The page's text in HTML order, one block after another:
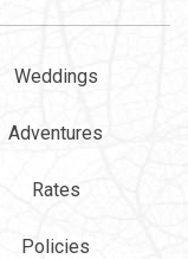
Weddings
Adventures
Rates
Policies